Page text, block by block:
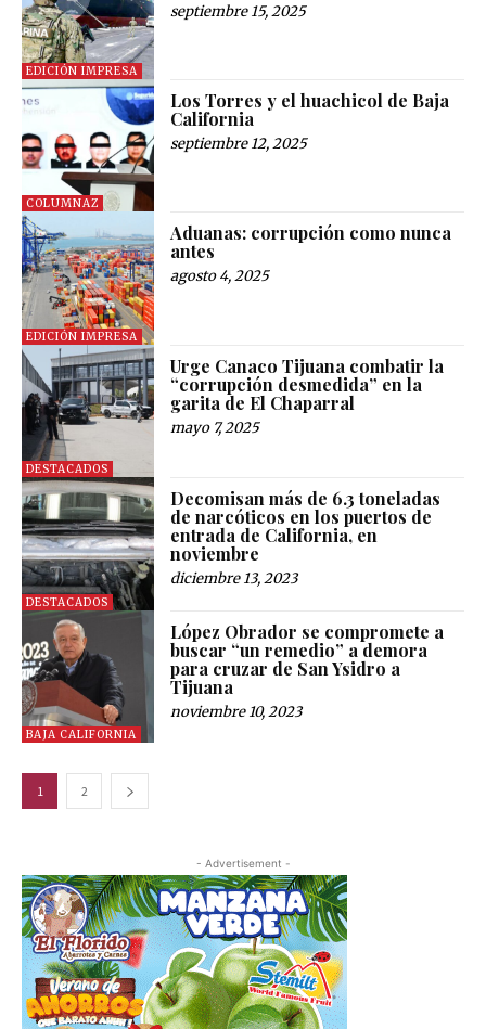
EDICIÓN IMPRESA
septiembre 15, 2025
COLUMNAZ
Los Torres y el huachicol de Baja
California
septiembre 12, 2025
EDICIÓN IMPRESA
Aduanas: corrupción como nunca
antes
agosto 4, 2025
DESTACADOS
Urge Canaco Tijuana combatir la
“corrupción desmedida” en la
garita de El Chaparral
mayo 7, 2025
DESTACADOS
Decomisan más de 6.3 toneladas
de narcóticos en los puertos de
entrada de California, en
noviembre
diciembre 13, 2023
BAJA CALIFORNIA
López Obrador se compromete a
buscar “un remedio” a demora
para cruzar de San Ysidro a
Tijuana
noviembre 10, 2023
1 2
- Advertisement -